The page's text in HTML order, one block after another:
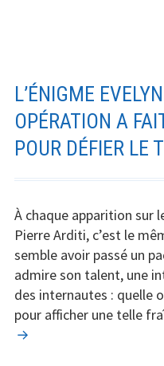
L’ÉNIGME
OPÉRATION A
POUR DÉFIER LE
À chaque apparition sur
Pierre Arditi, c’est le
semble avoir passé un
admire son talent, une
des internautes : quelle
pour afficher une telle